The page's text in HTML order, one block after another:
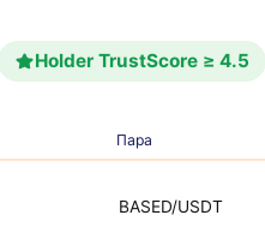
Holder TrustScore ≥ 4.5
Пара
BASED/USDT